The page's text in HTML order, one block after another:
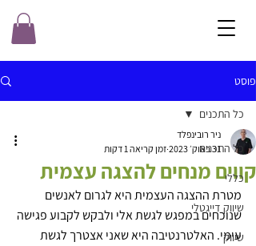
פוסט
כל התכנים
כללי
שיווק דייגטלי
שיווק
כל התכנים
קווים מנחים להצגה עצמית
ניר רובינפלד
31 באוק׳ 2023
זמן קריאה 1 דקות
מטרת ההצגה העצמית היא לגרום לאנשים
שנוכחים במפגש לגשת אלי ולבקש לקבוע פגישה
עימי. האלטרנטיבה היא שאני אצטרך לגשת